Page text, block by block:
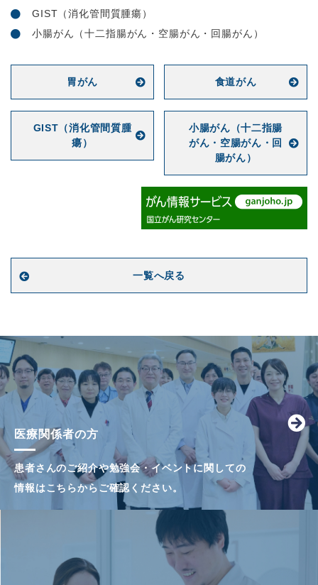
GIST（消化管間質腫瘍）
小腸がん（十二指腸がん・空腸がん・回腸がん）
胃がん 食道がん
GIST（消化管間質腫
瘍）
小腸がん（十二指腸
がん・空腸がん・回
腸がん）
一覧へ戻る
医療関係者の方
患者さんのご紹介や勉強会・イベントに関しての
情報はこちらからご確認ください。